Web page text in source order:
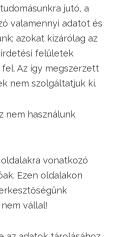
jutó, a
valamennyi adatot és
azokat kizárólag az
felületek
Az így megszerzett
nem szolgáltatjuk ki.
nem használunk
vonatkozó
Ezen oldalakon
vállal!